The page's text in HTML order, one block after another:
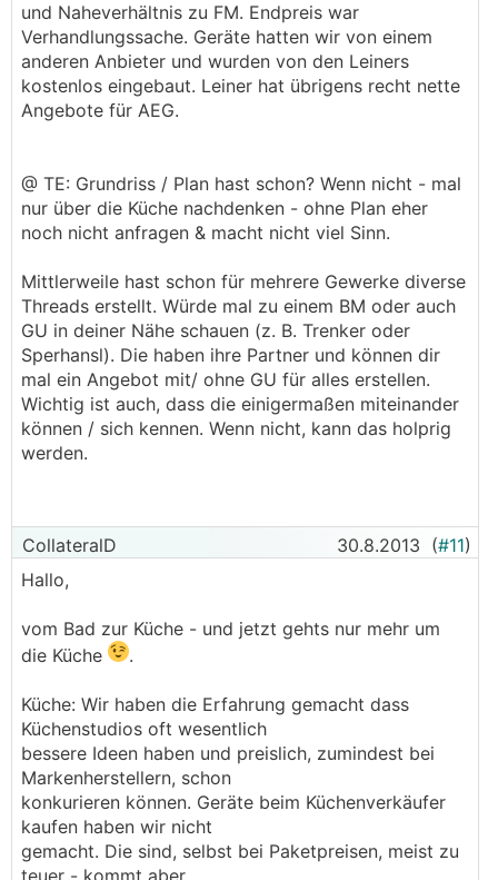
und Naheverhältnis zu FM. Endpreis war
Verhandlungssache. Geräte hatten wir von einem
anderen Anbieter und wurden von den Leiners
kostenlos eingebaut. Leiner hat übrigens recht nette
Angebote für AEG.
@ TE: Grundriss / Plan hast schon? Wenn nicht - mal
nur über die Küche nachdenken - ohne Plan eher
noch nicht anfragen & macht nicht viel Sinn.
Mittlerweile hast schon für mehrere Gewerke diverse
Threads erstellt. Würde mal zu einem BM oder auch
GU in deiner Nähe schauen (z. B. Trenker oder
Sperhansl). Die haben ihre Partner und können dir
mal ein Angebot mit/ ohne GU für alles erstellen.
Wichtig ist auch, dass die einigermaßen miteinander
können / sich kennen. Wenn nicht, kann das holprig
werden.
CollateralD 30.8.2013 (#11)
Hallo,
vom Bad zur Küche - und jetzt gehts nur mehr um
die Küche
.
Küche: Wir haben die Erfahrung gemacht dass
Küchenstudios oft wesentlich
bessere Ideen haben und preislich, zumindest bei
Markenherstellern, schon
konkurieren können. Geräte beim Küchenverkäufer
kaufen haben wir nicht
gemacht. Die sind, selbst bei Paketpreisen, meist zu
teuer - kommt aber